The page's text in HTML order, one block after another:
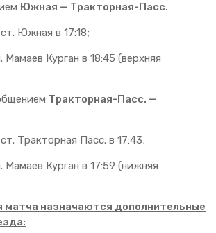
Южная — Тракторная-Пасс.
Южная в 17:18;
Курган в 18:45 (верхняя
Тракторная-Пасс. —
Тракторная Пасс. в 17:43;
Курган в 17:59 (нижняя
матча назначаются дополнительные